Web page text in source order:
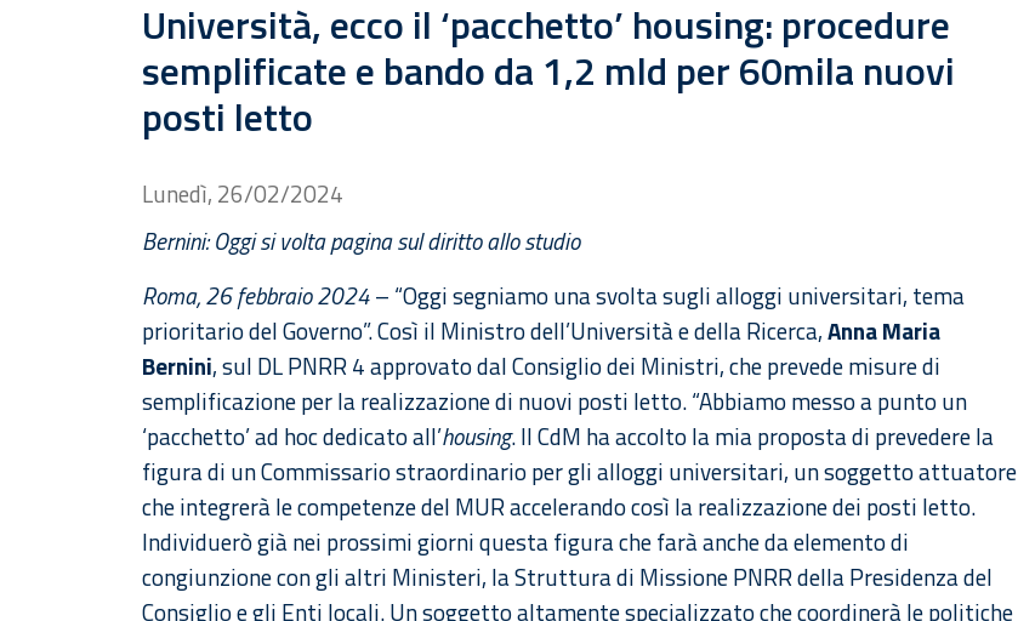
Università, ecco il ‘pacchetto’ housing: procedure
semplificate e bando da 1,2 mld per 60mila nuovi
posti letto
Lunedì, 26/02/2024
Bernini: Oggi si volta pagina sul diritto allo studio
Roma, 26 febbraio 2024– “Oggi segniamo una svolta sugli alloggi universitari, tema
prioritario del Governo”. Così il Ministro dell’Università e della Ricerca,Anna Maria
Bernini, sul DL PNRR 4 approvato dal Consiglio dei Ministri, che prevede misure di
semplificazione per la realizzazione di nuovi posti letto. “Abbiamo messo a punto un
‘pacchetto’ ad hoc dedicato all’housing. Il CdM ha accolto la mia proposta di prevedere la
figura di un Commissario straordinario per gli alloggi universitari, un soggetto attuatore
che integrerà le competenze del MUR accelerando così la realizzazione dei posti letto.
Individuerò già nei prossimi giorni questa figura che farà anche da elemento di
congiunzione con gli altri Ministeri, la Struttura di Missione PNRR della Presidenza del
Consiglio e gli Enti locali. Un soggetto altamente specializzato che coordinerà le politiche